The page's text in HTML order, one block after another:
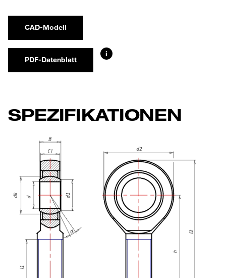
CAD-Modell
PDF-Datenblatt
i
SPEZIFIKATIONEN